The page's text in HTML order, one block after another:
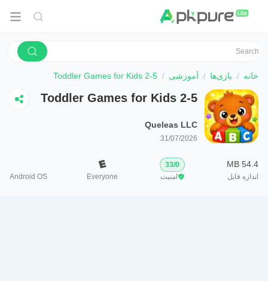
خانه بازی‌ها آموزشی Toddler Games for Kids 2-5
Toddler Games for Kids 2-5
Queleas LLC
31/07/2026
54.4 MB
اندازه فایل
0
/
33
امنیت
Everyone
Android OS